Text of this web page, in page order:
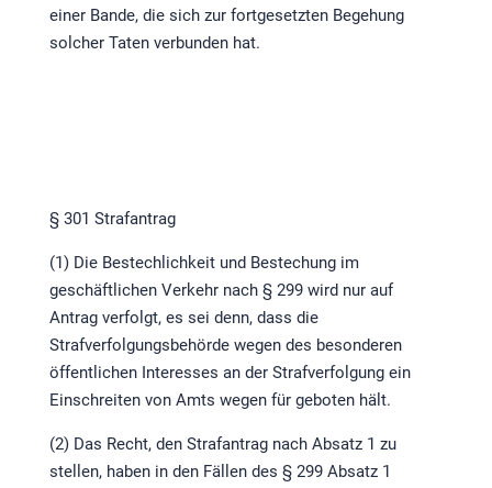
einer Bande, die sich zur fortgesetzten Begehung
solcher Taten verbunden hat.
§ 301 Strafantrag
(1) Die Bestechlichkeit und Bestechung im
geschäftlichen Verkehr nach § 299 wird nur auf
Antrag verfolgt, es sei denn, dass die
Strafverfolgungsbehörde wegen des besonderen
öffentlichen Interesses an der Strafverfolgung ein
Einschreiten von Amts wegen für geboten hält.
(2) Das Recht, den Strafantrag nach Absatz 1 zu
stellen, haben in den Fällen des § 299 Absatz 1